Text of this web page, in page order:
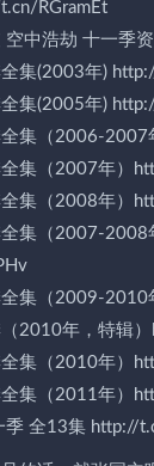
RGramEt
空中浩劫 十一季资
集(2003年)
集(2005年)
全集（2006-
集（2007年）
集（2008年）
集（2007-2008
全集（2009-
2010年，特辑
集（2010年）
集（2011年）
季 全13集 http://